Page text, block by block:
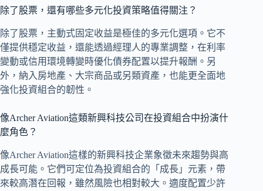
除了股票，還有哪些多元化投資策略值得關注？
除了股票，主動式固定收益是極佳的多元化選項。它不
僅提供穩定收益，還能透過經理人的專業調整，在利率
變動或信用環境轉變時優化債券配置以提升報酬。另
外，納入房地產、大宗商品或另類資產，也能更全面地
強化投資組合的韌性。
像Archer Aviation這類新興科技公司在投資組合中扮演什
麼角色？
像Archer Aviation這樣的新興科技企業象徵未來趨勢與高
成長可能。它們可定位為投資組合的「成長」元素，帶
來較高潛在回報，雖然風險也相對較大。適度配置少許